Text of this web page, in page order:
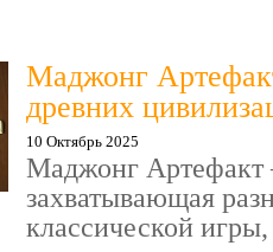
Маджонг
древних
10 Октябрь 2025
Маджонг
захватывающая
классической